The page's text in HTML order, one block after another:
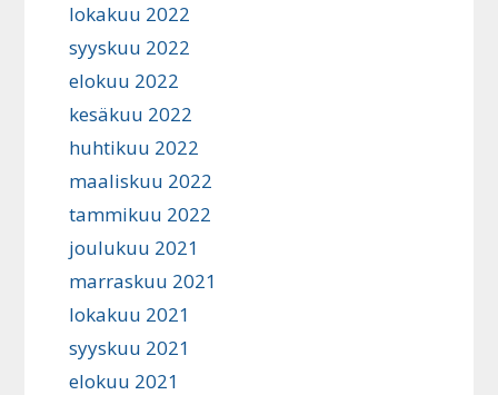
lokakuu 2022
syyskuu 2022
elokuu 2022
kesäkuu 2022
huhtikuu 2022
maaliskuu 2022
tammikuu 2022
joulukuu 2021
marraskuu 2021
lokakuu 2021
syyskuu 2021
elokuu 2021